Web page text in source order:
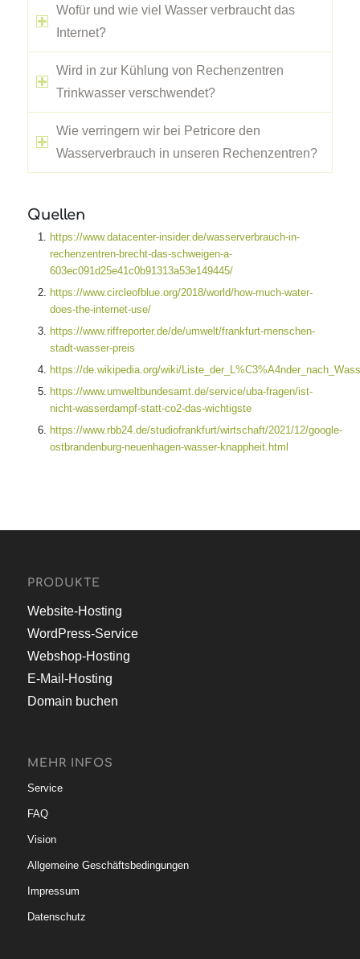
Wofür und wie viel Wasser verbraucht das
Internet?
Wird in zur Kühlung von Rechenzentren
Trinkwasser verschwendet?
Wie verringern wir bei Petricore den
Wasserverbrauch in unseren Rechenzentren?
Quellen
https://www.datacenter-insider.de/wasserverbrauch-in-
rechenzentren-brecht-das-schweigen-a-
603ec091d25e41c0b91313a53e149445/
https://www.circleofblue.org/2018/world/how-much-water-
does-the-internet-use/
https://www.riffreporter.de/de/umwelt/frankfurt-menschen-
stadt-wasser-preis
https://de.wikipedia.org/wiki/
https://www.umweltbundesamt.de/service/uba-fragen/ist-
nicht-wasserdampf-statt-co2-das-wichtigste
https://www.rbb24.de/studiofrankfurt/wirtschaft/2021/12/google-
ostbrandenburg-neuenhagen-wasser-knappheit.html
PRODUKTE
Website-Hosting
WordPress-Service
Webshop-Hosting
E-Mail-Hosting
Domain buchen
MEHR INFOS
Service
FAQ
Vision
Allgemeine Geschäftsbedingungen
Impressum
Datenschutz